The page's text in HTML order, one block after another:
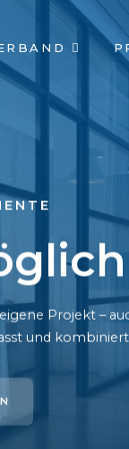
Projekt –
und